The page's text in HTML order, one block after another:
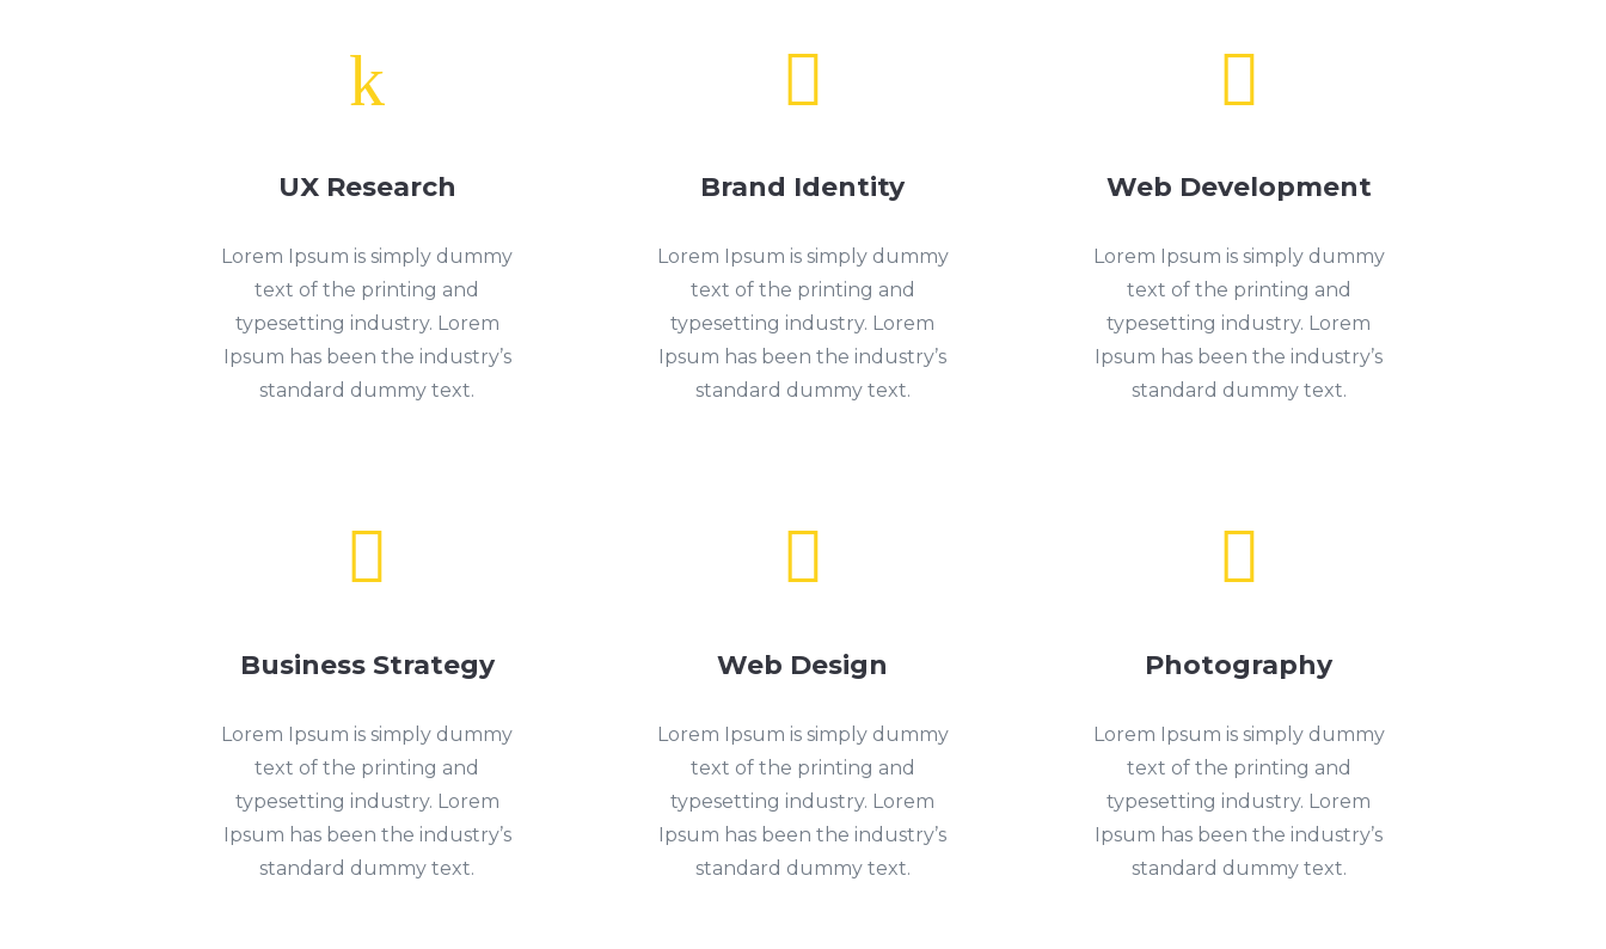
k
UX Research
Lorem Ipsum is simply dummy
text of the printing and
typesetting industry. Lorem
Ipsum has been the industry’s
standard dummy text.

Brand Identity
Lorem Ipsum is simply dummy
text of the printing and
typesetting industry. Lorem
Ipsum has been the industry’s
standard dummy text.

Web Development
Lorem Ipsum is simply dummy
text of the printing and
typesetting industry. Lorem
Ipsum has been the industry’s
standard dummy text.

Business Strategy
Lorem Ipsum is simply dummy
text of the printing and
typesetting industry. Lorem
Ipsum has been the industry’s
standard dummy text.

Web Design
Lorem Ipsum is simply dummy
text of the printing and
typesetting industry. Lorem
Ipsum has been the industry’s
standard dummy text.

Photography
Lorem Ipsum is simply dummy
text of the printing and
typesetting industry. Lorem
Ipsum has been the industry’s
standard dummy text.